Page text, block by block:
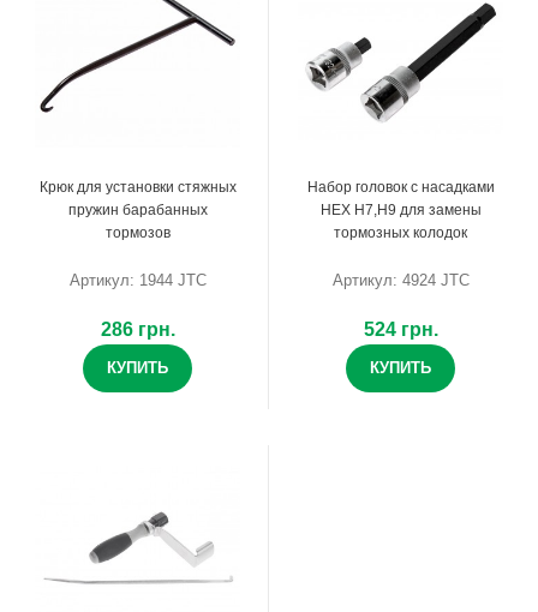
Крюк для установки стяжных
пружин барабанных
тормозов
Артикул: 1944 JTC
286 грн.
КУПИТЬ
Набор головок с насадками
HEX H7,H9 для замены
тормозных колодок
Артикул: 4924 JTC
524 грн.
КУПИТЬ